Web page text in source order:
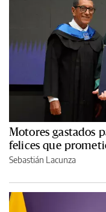
Motores gastados
felices que
Sebastián Lacunza